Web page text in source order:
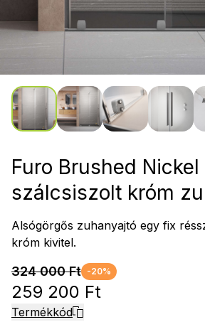
Furo Brushed Nickel
szálcsiszolt króm
Alsógörgős zuhanyajtó egy fix
króm kivitel.
324 000 Ft -20%
259 200 Ft
Termékkód